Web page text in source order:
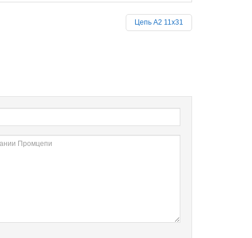
Цепь А2 11х31